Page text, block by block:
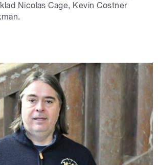
Nicolas Cage, Kevin Costner